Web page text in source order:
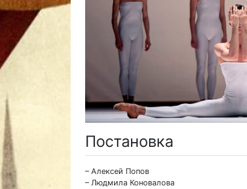
Постановка
– Алексей Попов
– Людмила Коновалова